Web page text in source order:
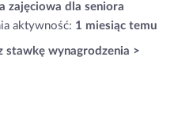
zajęciowa dla seniora
aktywność: 1 miesiąc temu
stawkę wynagrodzenia >